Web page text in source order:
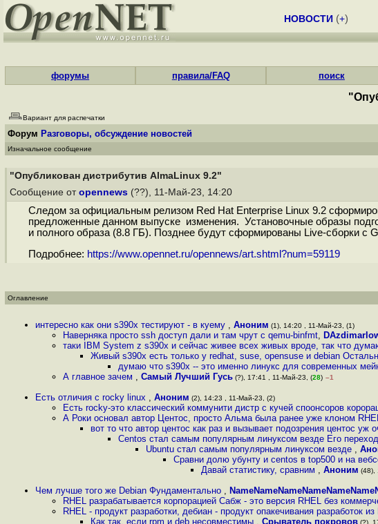
НОВОСТИ (+)
форумы правила/FAQ поиск
Вариант для распечатки
Форум Разговоры, обсуждение новостей
Изначальное сообщение
"Опубликован дистрибутив AlmaLinux 9.2"
Сообщение от opennews (??), 11-Май-23, 14:20
Следом за официальным релизом Red Hat Enterprise Linux 9.2
предложенные данном выпуске изменения. Установочные образы
и полного образа (8.8 ГБ). Позднее будут сформированы Live-сборки
Подробнее: https://www.opennet.ru/opennews/art.shtml?num=59119
Оглавление
интересно как они s390x тестируют - в куему , Аноним (1), 14:20 , 11-Май-23, (1)
Наверняка просто ssh доступ дали и там чрут с qemu-binfmt,
таки IBM System z s390x и сейчас живее всех живых вроде, так что
Живый s390х есть только у redhat, suse, opensuse и debian
думаю что s390x -- это именно линукс для современных
А главное зачем , Самый Лучший Гусь (?), 17:41 , 11-Май-23, (28) –1
Есть отличия с rocky linux , Аноним (2), 14:23 , 11-Май-23, (2)
Есть rocky-это классический коммунити дистр с кучей споонсоров
А Роки основал автор Центос, просто Альма была ранее уже клоном
вот то что автор центос как раз и вызывает подозрения центос уж
Centos стал самым популярным линуксом везде Его
Ubuntu стал самым популярным линуксом везде ,
Сравни долю убунту и centos в top500 и на
Давай статистику, сравним , Аноним (48),
Чем лучше того же Debian Фундаментально ,
RHEL разрабатывается корпорацией Сабж - это версия RHEL без
RHEL - продукт разработки, дебиан - продукт опакечивания разработок из
Как так, если rpm и deb несовместимы , Срыватель покровов (?),